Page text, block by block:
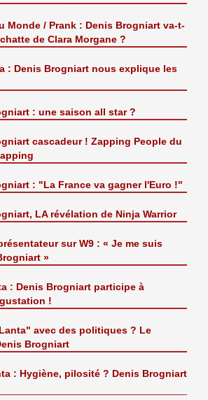
Monde / Prank : Denis Brogniart va-t-
de Clara Morgane ?
: Denis Brogniart nous explique les
: une saison all star ?
cascadeur ! Zapping People du
: "La France va gagner l'Euro !"
LA révélation de Ninja Warrior
sur W9 : « Je me suis
»
: Denis Brogniart participe à
!
avec des politiques ? Le
Brogniart
: Hygiène, pilosité ? Denis Brogniart